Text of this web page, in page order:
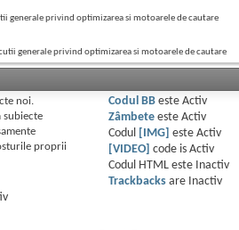
generale privind optimizarea si motoarele de cautare
generale privind optimizarea si motoarele de cautare
noi.
subiecte
proprii
Codul BBeste Activ
Zâmbeteeste Activ
Codul
[IMG] este Activ
[VIDEO]
code is Activ
Codul HTML este
Inactiv
Trackbacksare
Inactiv